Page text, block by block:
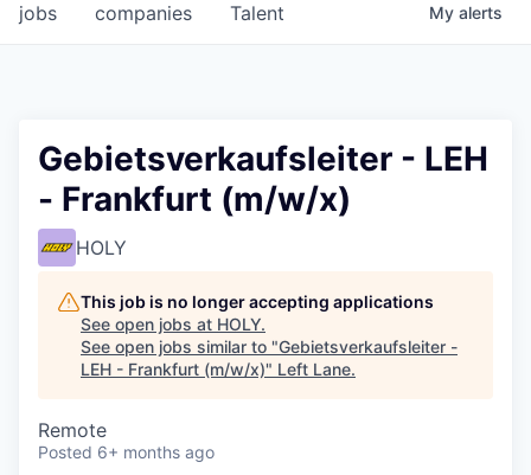
jobs companies Talent My alerts
Gebietsverkaufsleiter - LEH
- Frankfurt (m/w/x)
HOLY
This job is no longer accepting applications
See open jobs at HOLY.
See open jobs similar to "Gebietsverkaufsleiter -
LEH - Frankfurt (m/w/x)" Left Lane.
Remote
Posted 6+ months ago